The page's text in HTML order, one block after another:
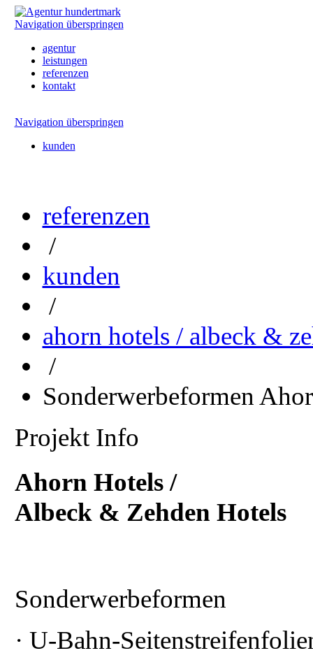
Navigation überspringen
agentur
leistungen
referenzen
kontakt
Navigation überspringen
kunden
referenzen
/
kunden
/
ahorn hotels / albeck &
/
Sonderwerbeformen
Projekt Info
Ahorn Hotels /
Albeck & Zehden Hotels
Sonderwerbeformen
· U-Bahn-